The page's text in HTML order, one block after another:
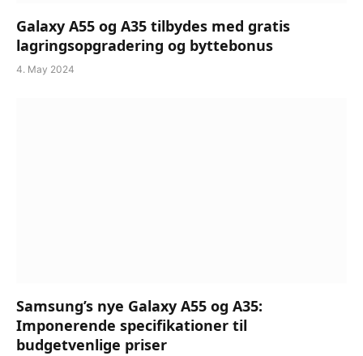
Galaxy A55 og A35 tilbydes med gratis
lagringsopgradering og byttebonus
4. May 2024
Samsung’s nye Galaxy A55 og A35:
Imponerende specifikationer til
budgetvenlige priser